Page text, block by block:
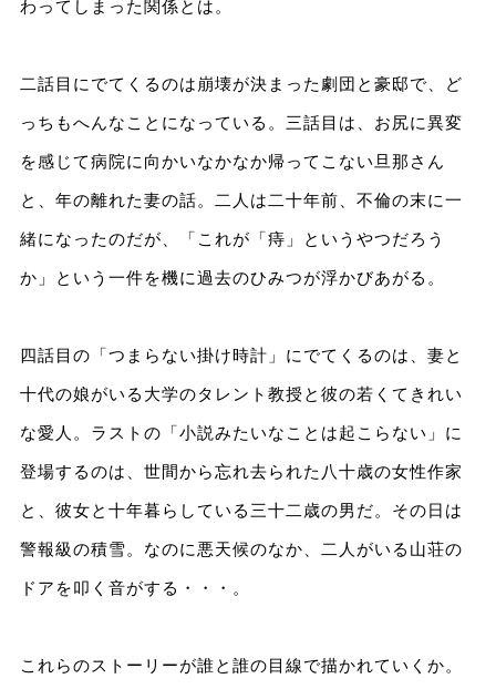
わってしまった関係とは。
二話目にでてくるのは崩壊が決まった劇団と豪邸で、ど
っちもへんなことになっている。三話目は、お尻に異変
を感じて病院に向かいなかなか帰ってこない旦那さん
と、年の離れた妻の話。二人は二十年前、不倫の末に一
緒になったのだが、「これが「痔」というやつだろう
か」という一件を機に過去のひみつが浮かびあがる。
四話目の「つまらない掛け時計」にでてくるのは、妻と
十代の娘がいる大学のタレント教授と彼の若くてきれい
な愛人。ラストの「小説みたいなことは起こらない」に
登場するのは、世間から忘れ去られた八十歳の女性作家
と、彼女と十年暮らしている三十二歳の男だ。その日は
警報級の積雪。なのに悪天候のなか、二人がいる山荘の
ドアを叩く音がする・・・。
これらのストーリーが誰と誰の目線で描かれていくか。